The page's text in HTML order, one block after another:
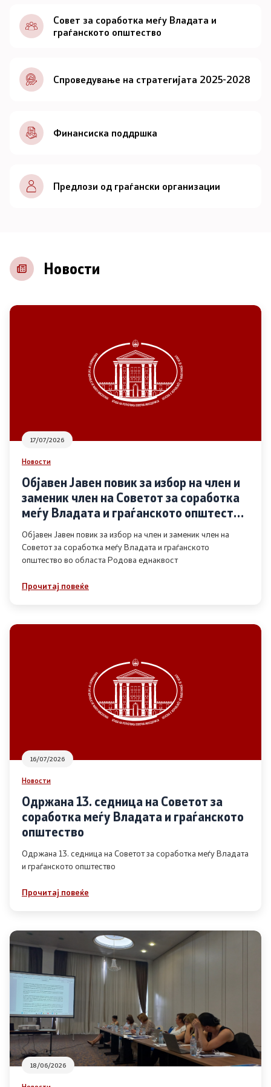
Документи
Совет
За советот
Документи
Записници и дневни редови од седниците на
Советот
Контакт
Основање на здружение
Дијалог меѓу Владата и граѓанскиот сектор
Отворени денови за иницијативи на граѓанските
организации
Финансиска поддршка
Извештаи
Список на ОЈИ
Контакт
Контакт
Линкови
Изјава за пристапност
Со еден клик до сите услуги
Совет за соработка меѓу Владата и
граѓанското општество
Спроведување на стратегијата 2025-2028
Финансиска поддршка
Предлози од граѓански организации
Новости
17/07/2026
Новости
Објавен Јавен повик за избор на член и
заменик член на Советот за соработка
меѓу Владата и граѓанското општество
во областа Родова еднаквост
Објавен Јавен повик за избор на член и заменик член на
Советот за соработка меѓу Владата и граѓанското
општество во областа Родова еднаквост
Прочитај повеќе
16/07/2026
Новости
Одржана 13. седница на Советот за
соработка меѓу Владата и граѓанското
општество
Одржана 13. седница на Советот за соработка меѓу Владата
и граѓанското општество
Прочитај повеќе
18/06/2026